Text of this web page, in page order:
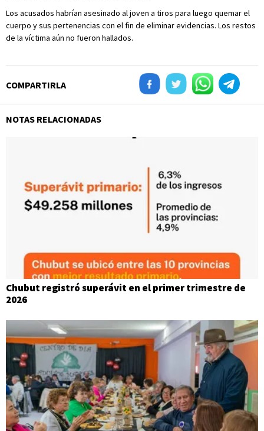
Los acusados habrían asesinado al joven a tiros para luego quemar el
cuerpo y sus pertenencias con el fin de eliminar evidencias. Los restos
de la víctima aún no fueron hallados.
COMPARTIRLA
NOTAS RELACIONADAS
Chubut registró superávit en el primer trimestre de
2026